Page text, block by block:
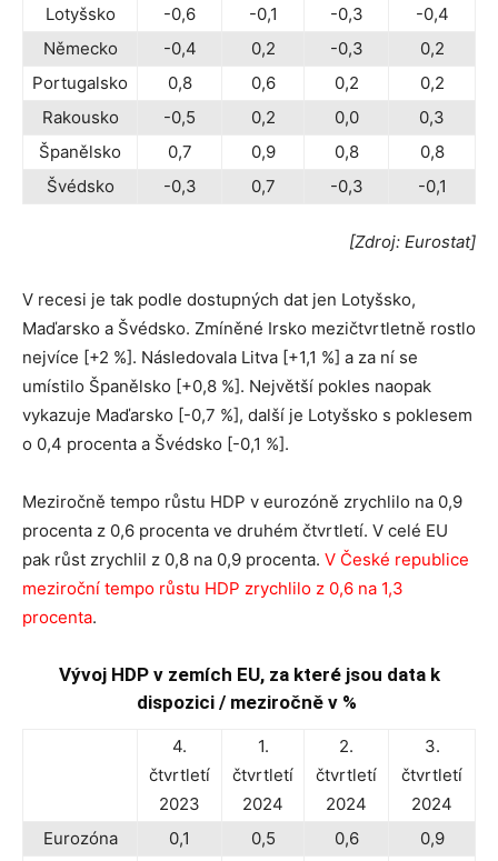
Lotyšsko
-0,6 -0,1 -0,3
-0,4
Německo
-0,4 0,2 -0,3
0,2
Portugalsko
0,8 0,6 0,2
0,2
Rakousko
-0,5 0,2 0,0
0,3
Španělsko
0,7 0,9 0,8
0,8
Švédsko
-0,3 0,7 -0,3 -0,1
[Zdroj: Eurostat]
V recesi je tak podle dostupných dat jen Lotyšsko,
Maďarsko a Švédsko. Zmíněné Irsko mezičtvrtletně rostlo
nejvíce [+2 %]. Následovala Litva [+1,1 %] a za ní se
umístilo Španělsko [+0,8 %]. Největší pokles naopak
vykazuje Maďarsko [-0,7 %], další je Lotyšsko s poklesem
o 0,4 procenta a Švédsko [-0,1 %].
Meziročně tempo růstu HDP v eurozóně zrychlilo na 0,9
procenta z 0,6 procenta ve druhém čtvrtletí. V celé EU
pak růst zrychlil z 0,8 na 0,9 procenta. V České republice
meziroční tempo růstu HDP zrychlilo z 0,6 na 1,3
procenta.
Vývoj HDP v zemích EU, za které jsou data k
dispozici / meziročně v %
4.
čtvrtletí
2023
1.
čtvrtletí
2024
2.
čtvrtletí
2024
3.
čtvrtletí
2024
Eurozóna
0,1 0,5 0,6
0,9